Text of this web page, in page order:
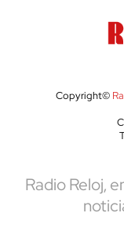
Copyright©
Radio Reloj,